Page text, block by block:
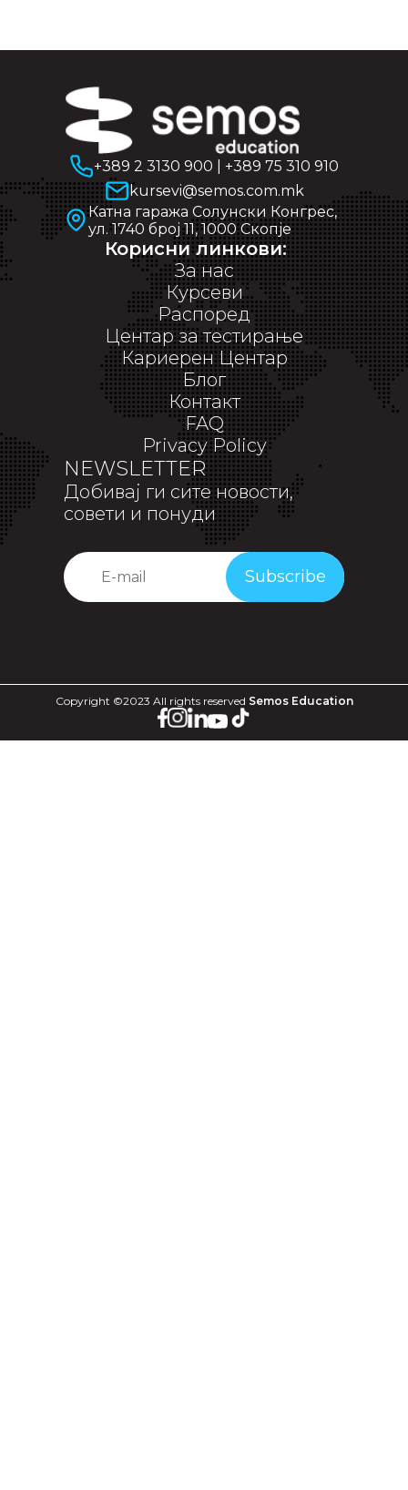
+389 2 3130 900
+389 75 310 910
kursevi@semos.com.mk
Катна гаража Солунски Конгрес,
ул. 1740 број 11, 1000 Скопје
Корисни линкови:
За нас
Курсеви
Распоред
Центар за тестирање
Кариерен Центар
Блог
Контакт
FAQ
Privacy Policy
NEWSLETTER
Добивај ги сите новости,
совети и понуди
Subscribe
Copyright ©2023 All rights reserved Semos Education